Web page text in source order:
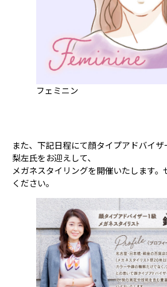
フェミニン
また、下記日程にて顔タイプアドバイ
梨左氏をお迎えして、
メガネスタイリングを開催いたします
ください。